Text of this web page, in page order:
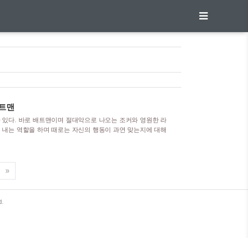
맨
다. 바로 배트맨이며 절대악으로 나오는 조커와 영원한 라
는 역할을 하며 때로는 자신의 행동이 과연 맞는지에 대해
리스토퍼 놀런 감독이 배트맨 시리즈를 재탄생시켜 새로운
고든 반장과 함께 범죄 소탕을 위해 활동하는 배트맨은 범죄
조커를 끌어들인다. 조커는 배트맨의 정체가 밝혀질 때..
»